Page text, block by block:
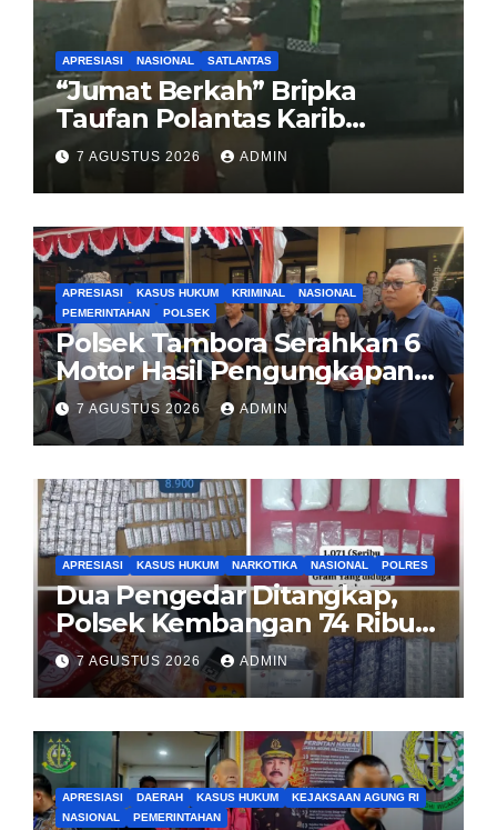
APRESIASI NASIONAL SATLANTAS
“Jumat Berkah” Bripka
Taufan Polantas Karib
Bagikan Nasi Kotak untuk
Sopir Truk yang Mogok di KM
00 Pondok Aren
7 AGUSTUS 2026 ADMIN
APRESIASI KASUS HUKUM KRIMINAL
NASIONAL
PEMERINTAHAN
POLSEK
Polsek Tambora Serahkan 6
Motor Hasil Pengungkapan
Kasus Curanmor Kepada
Pemilik Yang sah
7 AGUSTUS 2026 ADMIN
APRESIASI KASUS HUKUM NARKOTIKA NASIONAL POLRES
Dua Pengedar Ditangkap,
Polsek Kembangan 74 Ribu
Obat Keras, Sabu Hingga
Puluhan Vape Etomidate
Diamankan
7 AGUSTUS 2026 ADMIN
APRESIASI DAERAH KASUS HUKUM
KEJAKSAAN AGUNG RI
NASIONAL
PEMERINTAHAN